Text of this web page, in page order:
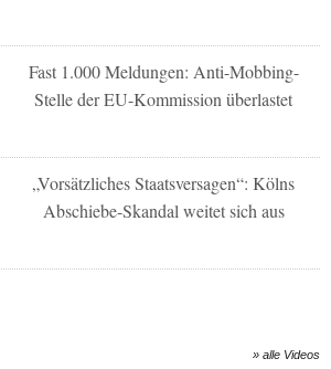
Fast 1.000 Meldungen: Anti-Mobbing-
Stelle der EU-Kommission überlastet
„Vorsätzliches Staatsversagen“: Kölns
Abschiebe-Skandal weitet sich aus
» alle Videos